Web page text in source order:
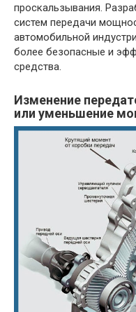
проскальзывания.
систем передачи
автомобильной
более безопасные и
средства.
Изменение
или уменьшение